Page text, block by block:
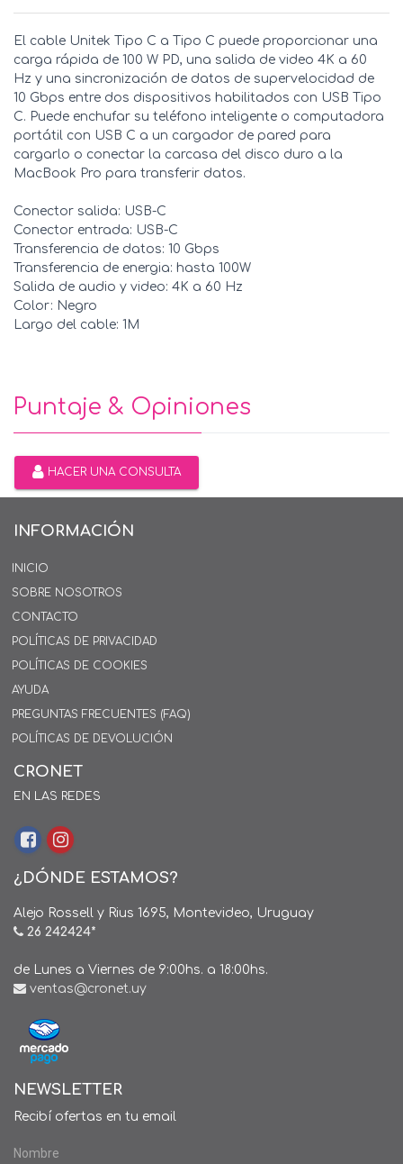
El cable Unitek Tipo C a Tipo C puede proporcionar una
carga rápida de 100 W PD, una salida de video 4K a 60
Hz y una sincronización de datos de supervelocidad de
10 Gbps entre dos dispositivos habilitados con USB Tipo
C. Puede enchufar su teléfono inteligente o computadora
portátil con USB C a un cargador de pared para
cargarlo o conectar la carcasa del disco duro a la
MacBook Pro para transferir datos.
Conector salida: USB-C
Conector entrada: USB-C
Transferencia de datos: 10 Gbps
Transferencia de energia: hasta 100W
Salida de audio y video: 4K a 60 Hz
Color: Negro
Largo del cable: 1M
Puntaje & Opiniones
HACER UNA CONSULTA
INFORMACIÓN
INICIO
SOBRE NOSOTROS
CONTACTO
POLÍTICAS DE PRIVACIDAD
POLÍTICAS DE COOKIES
AYUDA
PREGUNTAS FRECUENTES (FAQ)
POLÍTICAS DE DEVOLUCIÓN
CRONET
EN LAS REDES
¿DÓNDE ESTAMOS?
Alejo Rossell y Rius 1695, Montevideo, Uruguay
26 242424*
de Lunes a Viernes de 9:00hs. a 18:00hs.
ventas@cronet.uy
NEWSLETTER
Recibí ofertas en tu email